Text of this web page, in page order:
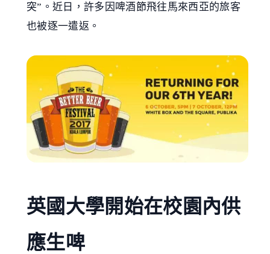
突”。近日，許多因啤酒節飛往馬來西亞的旅客
也被逐一遣返。
英國大學開始在校園內供
應生啤